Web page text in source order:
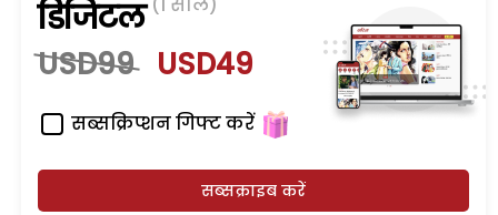
डिजिटल
USD99 USD49
सब्सक्रिप्शन गिफ्ट करें
सब्सक्राइब करें